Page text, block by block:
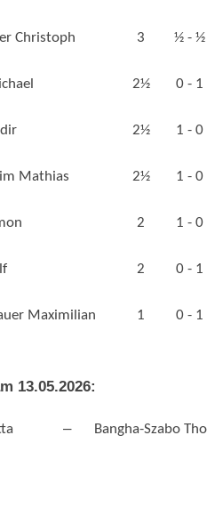
Christoph 3 ½ - ½
2½ 0 - 1
2½ 1 - 0
Mathias 2½ 1 - 0
2 1 - 0
2 0 - 1
Maximilian 1 0 - 1
13.05.2026:
– Bangha-Szabo